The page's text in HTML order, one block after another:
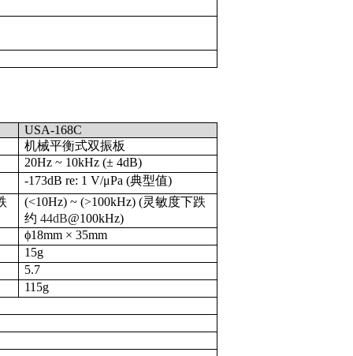
USA-168C
机械平衡式双振板
20Hz ~ 10kHz (± 4dB)
-173dB re: 1 V/μPa (典型值)
(<10Hz) ~ (>100kHz) (灵敏度下跌
约 44dB@100kHz)
ϕ18mm × 35mm
15g
5.7
115g